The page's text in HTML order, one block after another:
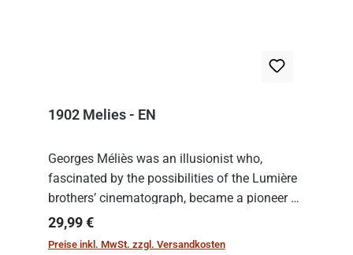
1902 Melies - EN
Georges Méliès was an illusionist who,
fascinated by the possibilities of the Lumière
brothers’ cinematograph, became a pioneer of
cinema. In 1902, he filmed his most famous
work: “Le Voyage dans la Lune” (“A Trip to...
Regulärer Preis:
29,99 €
Preise inkl. MwSt. zzgl. Versandkosten